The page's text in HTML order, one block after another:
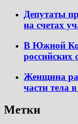
Депутаты
на счетах
В Южной
российских
Женщина
части тела
Метки